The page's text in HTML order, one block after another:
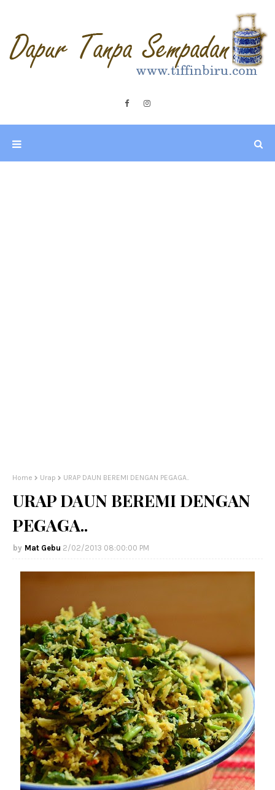
Home Urap URAP DAUN BEREMI DENGAN PEGAGA..
URAP DAUN BEREMI DENGAN
PEGAGA..
Mat Gebu 2/02/2013 08:00:00 PM